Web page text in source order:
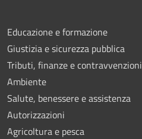
Educazione e formazione
Giustizia e sicurezza pubblica
Tributi, finanze e contravvenzioni
Ambiente
Salute, benessere e assistenza
Autorizzazioni
Agricoltura e pesca